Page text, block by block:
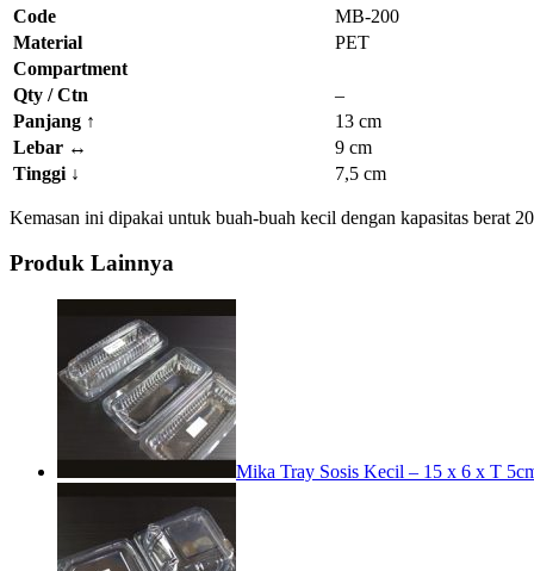
Code
MB-200
Material
PET
Compartment
Qty / Ctn
–
Panjang ↑
13 cm
Lebar ↔
9 cm
Tinggi ↓ 7,5 cm
Kemasan ini dipakai untuk buah-buah kecil dengan kapasitas berat
Produk Lainnya
Mika Tray Sosis Kecil – 15 x 6 x T